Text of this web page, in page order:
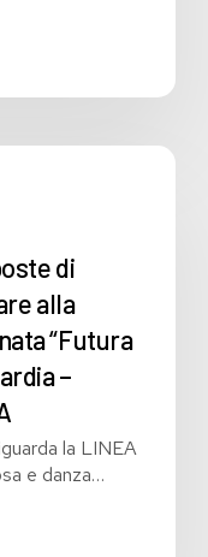
di
alla
“Futura
–
la LINEA
e danza…